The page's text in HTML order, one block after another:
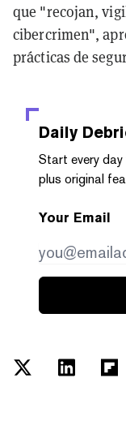
que "recojan,
cibercrimen",
prácticas de
Daily
Start every
plus original
Your Email